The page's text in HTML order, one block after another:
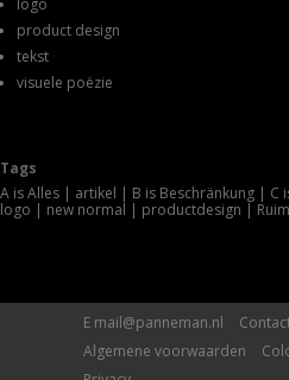
logo
product design
tekst
visuele poëzie
Tags
A is Alles
artikel B is Beschränkung C
logo
new normal productdesign
E mail@panneman.nl
Algemene voorwaarden